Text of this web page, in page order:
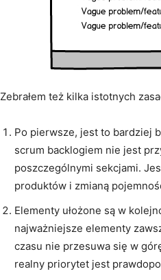
Zebrałem też kilka istotnych
Po pierwsze, jest to bardziej
scrum backlogiem nie jest
poszczególnymi sekcjami.
produktów i zmianą
Elementy ułożone są w
najważniejsze elementy
czasu nie przesuwa się w
realny priorytet jest